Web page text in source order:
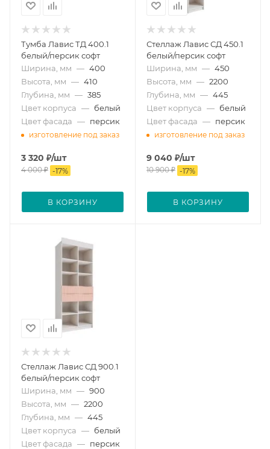
Тумба Лавис ТД 400.1
белый/персик софт
Ширина, мм — 400
Высота, мм — 410
Глубина, мм — 385
Цвет корпуса — белый
Цвет фасада — персик
изготовление под заказ
3 320 ₽/шт
4 000₽ -17%
В КОРЗИНУ
Стеллаж Лавис СД 450.1
белый/персик софт
Ширина, мм — 450
Высота, мм — 2200
Глубина, мм — 445
Цвет корпуса — белый
Цвет фасада — персик
изготовление под заказ
9 040 ₽/шт
10 900₽ -17%
В КОРЗИНУ
Стеллаж Лавис СД 900.1
белый/персик софт
Ширина, мм — 900
Высота, мм — 2200
Глубина, мм — 445
Цвет корпуса — белый
Цвет фасада — персик